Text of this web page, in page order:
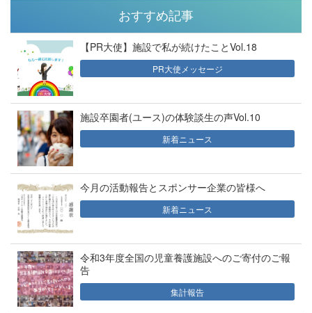
おすすめ記事
【PR大使】施設で私が続けたことVol.18
PR大使メッセージ
施設卒園者(ユース)の体験談生の声Vol.10
新着ニュース
今月の活動報告とスポンサー企業の皆様へ
新着ニュース
令和3年度全国の児童養護施設へのご寄付のご報
告
集計報告